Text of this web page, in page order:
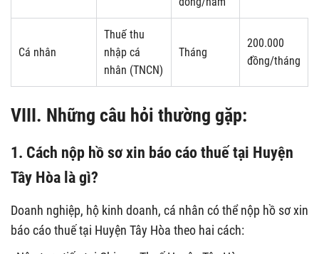
Cá nhân
Thuế thu
nhập cá
nhân (TNCN)
Tháng
200.000
đồng/tháng
VIII. Những câu hỏi thường gặp:
1. Cách nộp hồ sơ xin báo cáo thuế tại Huyện
Tây Hòa là gì?
Doanh nghiệp, hộ kinh doanh, cá nhân có thể nộp hồ sơ xin
báo cáo thuế tại Huyện Tây Hòa theo hai cách: